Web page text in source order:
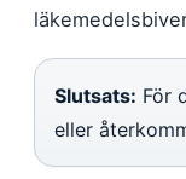
Slutsats: För
eller